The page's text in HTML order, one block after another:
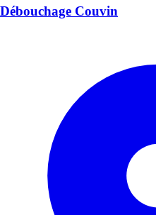
Débouchage Couvin